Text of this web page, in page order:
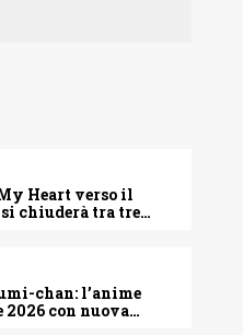
Heart verso il
chiuderà tra tre
chan: l’anime
2026 con nuova